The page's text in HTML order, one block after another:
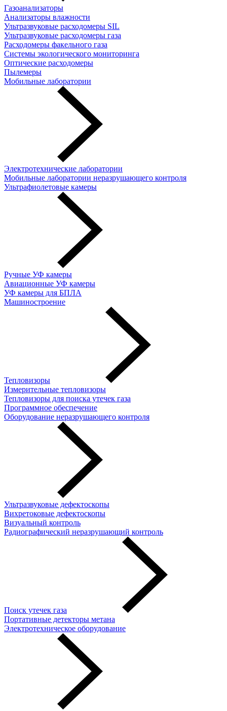
Газоанализаторы
Анализаторы влажности
Ультразвуковые расходомеры SIL
Ультразвуковые расходомеры газа
Расходомеры факельного газа
Системы экологического мониторинга
Оптические расходомеры
Пылемеры
Мобильные лаборатории
Электротехнические лаборатории
Мобильные лаборатории неразрушающего контроля
Ультрафиолетовые камеры
Ручные УФ камеры
Авиационные УФ камеры
УФ камеры для БПЛА
Машиностроение
Тепловизоры
Измерительные тепловизоры
Тепловизоры для поиска утечек газа
Программное обеспечение
Оборудование неразрушающего контроля
Ультразвуковые дефектоскопы
Вихретоковые дефектоскопы
Визуальный контроль
Радиографический неразрушающий контроль
Поиск утечек газа
Портативные детекторы метана
Электротехническое оборудование